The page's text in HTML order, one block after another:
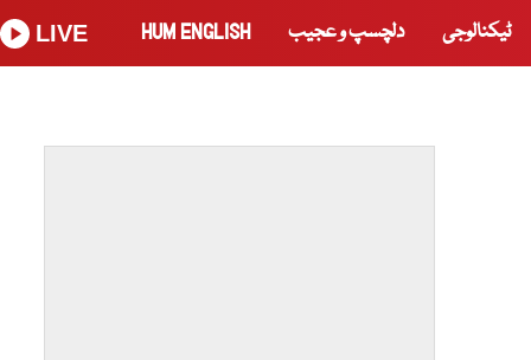
ٹیکنالوجی دلچسپ و عجیب HUM ENGLISH
LIVE